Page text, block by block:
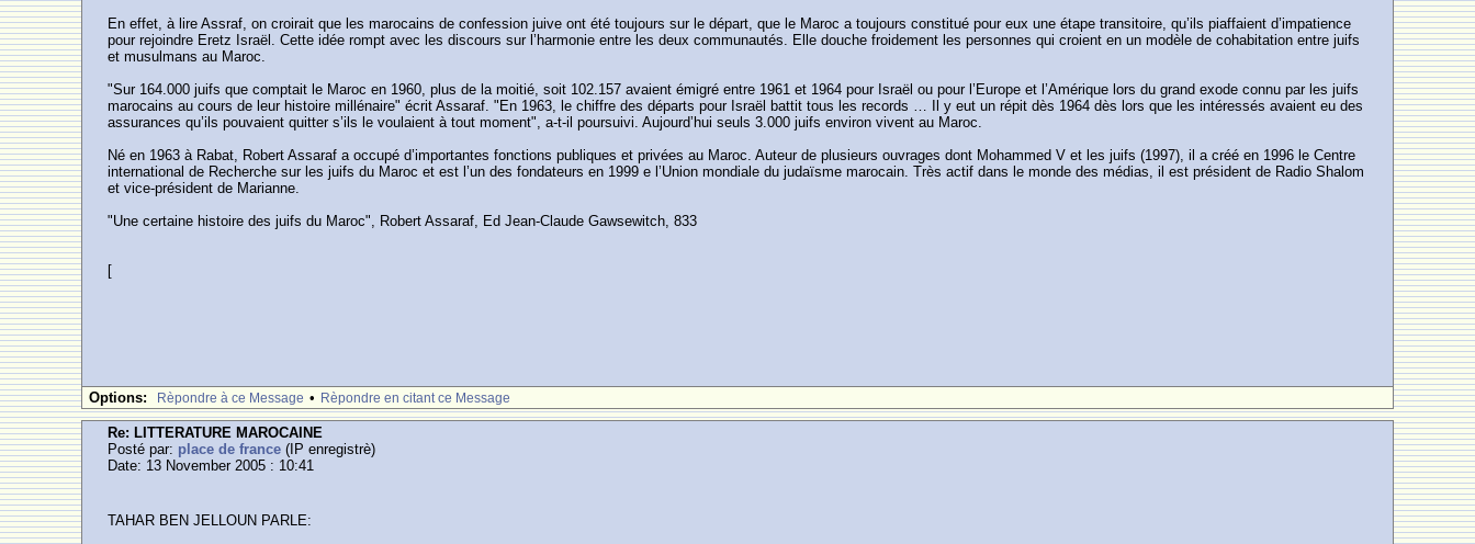
En effet, à lire Assraf, on croirait que les marocains de confession juive ont été toujours sur le départ, que le Maroc a toujours constitué pour eux une étape transitoire, qu’ils piaffaient d’impatience
pour rejoindre Eretz Israël. Cette idée rompt avec les discours sur l’harmonie entre les deux communautés. Elle douche froidement les personnes qui croient en un modèle de cohabitation entre juifs
et musulmans au Maroc.
"Sur 164.000 juifs que comptait le Maroc en 1960, plus de la moitié, soit 102.157 avaient émigré entre 1961 et 1964 pour Israël ou pour l’Europe et l’Amérique lors du grand exode connu par les juifs
marocains au cours de leur histoire millénaire" écrit Assaraf. "En 1963, le chiffre des départs pour Israël battit tous les records … Il y eut un répit dès 1964 dès lors que les intéressés avaient eu des
assurances qu’ils pouvaient quitter s’ils le voulaient à tout moment", a-t-il poursuivi. Aujourd’hui seuls 3.000 juifs environ vivent au Maroc.
Né en 1963 à Rabat, Robert Assaraf a occupé d’importantes fonctions publiques et privées au Maroc. Auteur de plusieurs ouvrages dont Mohammed V et les juifs (1997), il a créé en 1996 le Centre
international de Recherche sur les juifs du Maroc et est l’un des fondateurs en 1999 e l’Union mondiale du judaïsme marocain. Très actif dans le monde des médias, il est président de Radio Shalom
et vice-président de Marianne.
"Une certaine histoire des juifs du Maroc", Robert Assaraf, Ed Jean-Claude Gawsewitch, 833
[
Options: Rèpondre à ce Message • Rèpondre en citant ce Message
Re: LITTERATURE MAROCAINE
Posté par: place de france (IP enregistrè)
Date: 13 November 2005 : 10:41
TAHAR BEN JELLOUN PARLE: